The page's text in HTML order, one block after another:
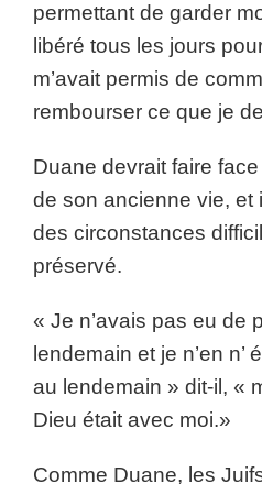
permettant de garder
libéré tous les jours
m’avait permis de
rembourser ce que je
Duane devrait faire
de son ancienne vie, et
des circonstances
préservé.
« Je n’avais pas eu de
lendemain et je n’en n’
au lendemain » dit-il, «
Dieu était avec moi.»
Comme Duane, les